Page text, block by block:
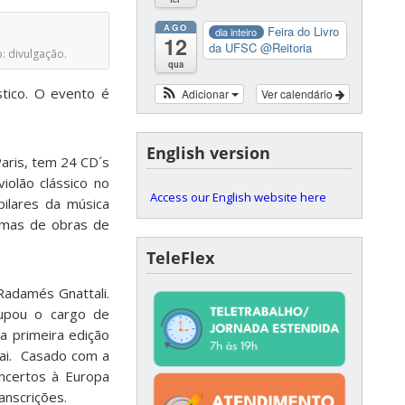
divulgação.
O evento é
tem 24 CD´s
clássico no
da música
de obras de
Gnattali.
o cargo de
primeira edição
Casado com a
à Europa
AGO
12
qua
dia inteiro
Feira do Livro
da UFSC @Reitoria
Ver calendário
Adicionar
English version
Access our English website here
TeleFlex